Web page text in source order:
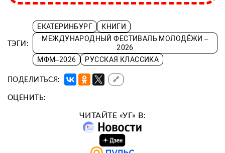
ТЭГИ:
ЕКАТЕРИНБУРГ
КНИГИ
МЕЖДУНАРОДНЫЙ ФЕСТИВАЛЬ МОЛОДЁЖИ –
2026
МФМ–2026
РУССКАЯ КЛАССИКА
ПОДЕЛИТЬСЯ: 🔗
ОЦЕНИТЬ:
ЧИТАЙТЕ «УГ» В: